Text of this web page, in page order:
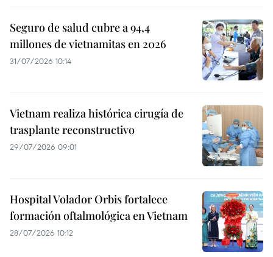
Seguro de salud cubre a 94,4
millones de vietnamitas en 2026
31/07/2026 10:14
Vietnam realiza histórica cirugía de
trasplante reconstructivo
29/07/2026 09:01
Hospital Volador Orbis fortalece
formación oftalmológica en Vietnam
28/07/2026 10:12